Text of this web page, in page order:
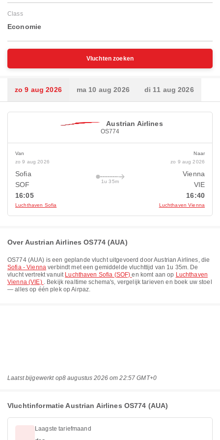
Class
Economie
Vluchten zoeken
zo 9 aug 2026 ma 10 aug 2026 di 11 aug 2026
Austrian Airlines
OS774
Van
zo 9 aug 2026
Sofia
SOF
16:05
Luchthaven Sofia
1u 35m
Naar
zo 9 aug 2026
Vienna
VIE
16:40
Luchthaven Vienna
Over Austrian Airlines OS774 (AUA)
OS774(AUA) is een geplande vlucht uitgevoerd doorAustrian Airlines, die
Sofia - Viennaverbindt met een gemiddelde vluchttijd van 1u 35m. De
vlucht vertrekt vanuit Luchthaven Sofia (SOF)en komt aan op Luchthaven
Vienna (VIE) . Bekijk realtime schema's, vergelijk tarieven en boek uw stoel
— alles op één plek op Airpaz.
Laatst bijgewerkt op8 augustus 2026 om 22:57 GMT+0
Vluchtinformatie Austrian Airlines OS774 (AUA)
Laagste tariefmaand